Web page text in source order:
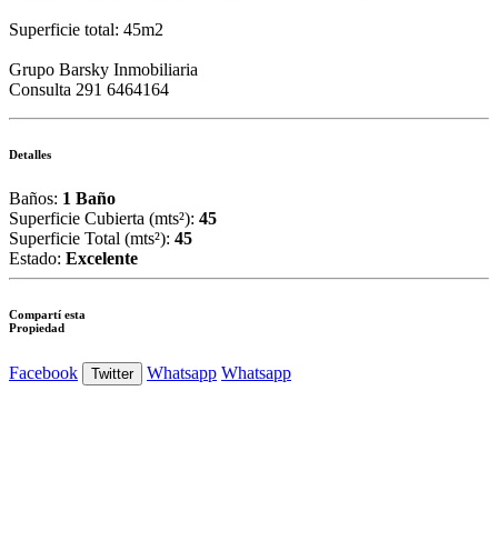
Superficie total: 45m2
Grupo Barsky Inmobiliaria
Consulta 291 6464164
Detalles
Baños: 1 Baño
Superficie Cubierta (mts²): 45
Superficie Total (mts²): 45
Estado: Excelente
Compartí esta
Propiedad
Facebook Twitter Whatsapp Whatsapp